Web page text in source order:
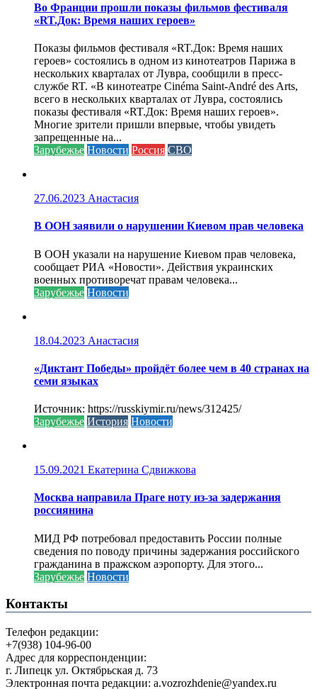
Во Франции прошли показы фильмов фестиваля
«RT.Док: Время наших героев»
Показы фильмов фестиваля «RT.Док: Время наших
героев» состоялись в одном из кинотеатров Парижа в
нескольких кварталах от Лувра, сообщили в пресс-
службе RT. «В кинотеатре Cinéma Saint-André des Arts,
всего в нескольких кварталах от Лувра, состоялись
показы фестиваля «RT.Док: Время наших героев».
Многие зрители пришли впервые, чтобы увидеть
запрещенные на...
Зарубежье Новости Россия СВО
27.06.2023 Анастасия
В ООН заявили о нарушении Киевом прав человека
В ООН указали на нарушение Киевом прав человека,
сообщает РИА «Новости». Действия украинских
военных противоречат правам человека...
Зарубежье Новости
18.04.2023 Анастасия
«Диктант Победы» пройдёт более чем в 40 странах на
семи языках
Источник: https://russkiymir.ru/news/312425/
Зарубежье История Новости
15.09.2021 Екатерина Сдвижкова
Москва направила Праге ноту из-за задержания
россиянина
МИД РФ потребовал предоставить России полные
сведения по поводу причины задержания российского
гражданина в пражском аэропорту. Для этого...
Зарубежье Новости
Контакты
Телефон редакции:
+7(938) 104-96-00
Адрес для корреспонденции:
г. Липецк ул. Октябрьская д. 73
Электронная почта редакции: a.vozrozhdenie@yandex.ru